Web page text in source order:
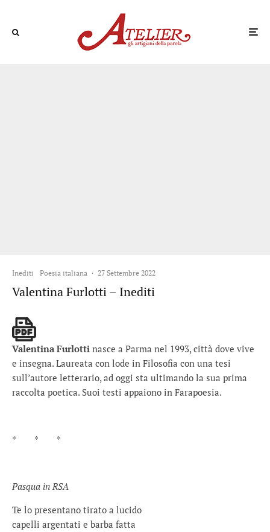
Inediti Poesia italiana · 27 Settembre 2022
Valentina Furlotti – Inediti
Valentina Furlotti nasce a Parma nel 1993, città dove vive
e insegna. Laureata con lode in Filosofia con una tesi
sull’autore letterario, ad oggi sta ultimando la sua prima
raccolta poetica. Suoi testi appaiono in Farapoesia.
* * *
Pasqua in RSA
Te lo presentano tirato a lucido
capelli argentati e barba fatta